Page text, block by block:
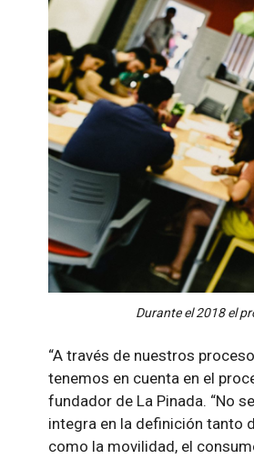
Durante el 2018 el
“A través de nuestros
tenemos en cuenta en el
fundador de La Pinada. “No
integra en la definición tanto
como la movilidad, el